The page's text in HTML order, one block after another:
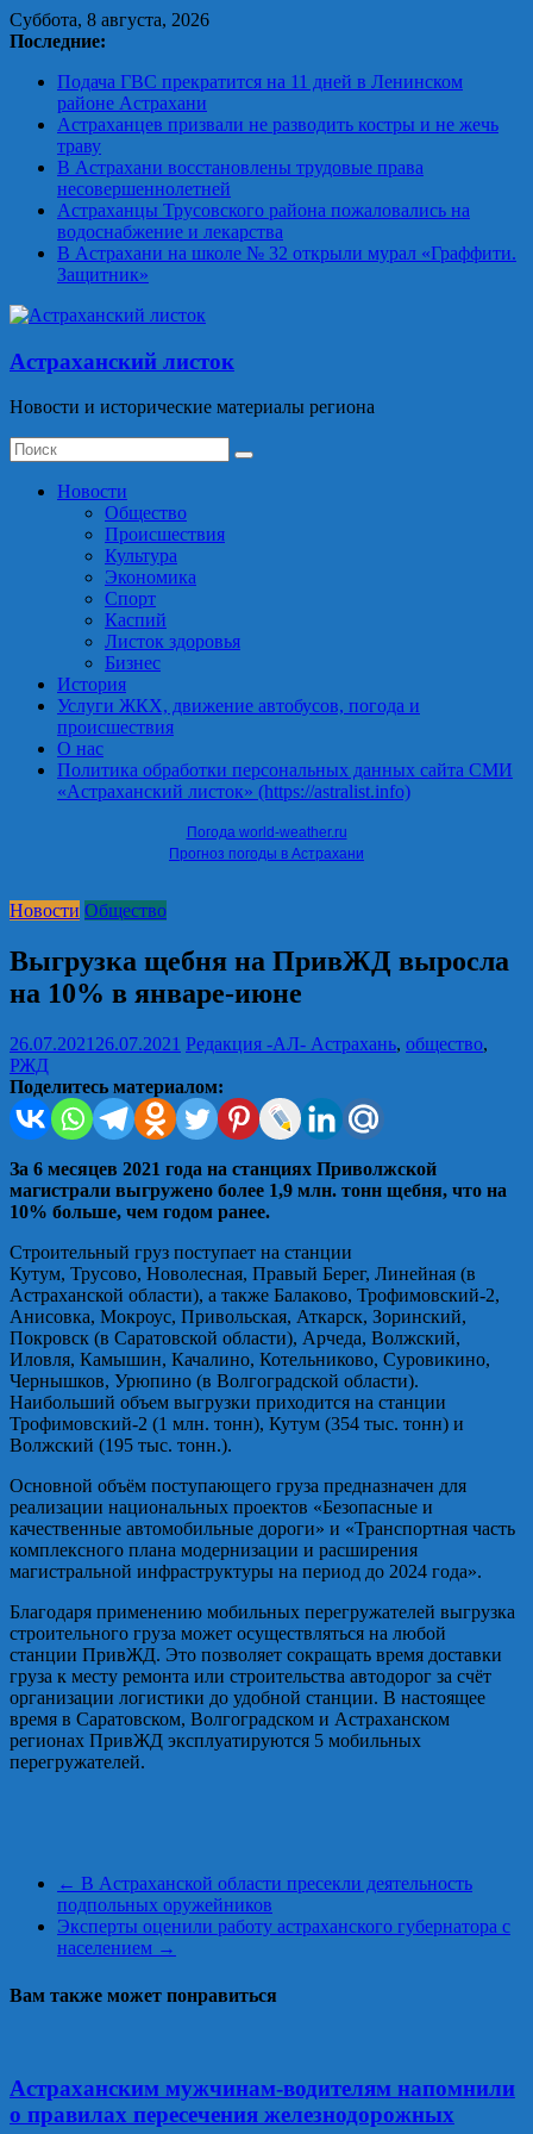
Skip
to
Суббота, 8 августа, 2026
Последние:
Подача ГВС прекратится на 11 дней в Ленинском
районе Астрахани
Астраханцев призвали не разводить костры и не жечь
траву
В Астрахани восстановлены трудовые права
несовершеннолетней
Астраханцы Трусовского района пожаловались на
водоснабжение и лекарства
В Астрахани на школе № 32 открыли мурал «Граффити.
Защитник»
Астраханский листок
Новости и исторические материалы региона
Новости
Общество
Происшествия
Культура
Экономика
Спорт
Каспий
Листок здоровья
Бизнес
История
Услуги ЖКХ, движение автобусов, погода и
происшествия
О нас
Политика обработки персональных данных сайта СМИ
«Астраханский листок» (https://astralist.info)
Погода world-weather.ru
Прогноз погоды в Астрахани
Новости Общество
Выгрузка щебня на ПривЖД выросла
на 10% в январе-июне
26.07.2021 26.07.2021 Редакция -АЛ- Астрахань, общество,
РЖД
Поделитесь материалом:
За 6 месяцев 2021 года на станциях Приволжской
магистрали выгружено более 1,9 млн. тонн щебня, что на
10% больше, чем годом ранее.
Строительный груз поступает на станции
Кутум, Трусово, Новолесная, Правый Берег, Линейная (в
Астраханской области), а также Балаково, Трофимовский-2,
Анисовка, Мокроус, Привольская, Аткарск, Зоринский,
Покровск (в Саратовской области), Арчеда, Волжский,
Иловля, Камышин, Качалино, Котельниково, Суровикино,
Чернышков, Урюпино (в Волгоградской области).
Наибольший объем выгрузки приходится на станции
Трофимовский-2 (1 млн. тонн), Кутум (354 тыс. тонн) и
Волжский (195 тыс. тонн.).
Основной объём поступающего груза предназначен для
реализации национальных проектов «Безопасные и
качественные автомобильные дороги» и «Транспортная часть
комплексного плана модернизации и расширения
магистральной инфраструктуры на период до 2024 года».
Благодаря применению мобильных перегружателей выгрузка
строительного груза может осуществляться на любой
станции ПривЖД. Это позволяет сокращать время доставки
груза к месту ремонта или строительства автодорог за счёт
организации логистики до удобной станции. В настоящее
время в Саратовском, Волгоградском и Астраханском
регионах ПривЖД эксплуатируются 5 мобильных
перегружателей.
← В Астраханской области пресекли деятельность
подпольных оружейников
Эксперты оценили работу астраханского губернатора с
населением →
Вам также может понравиться
Астраханским мужчинам-водителям напомнили
о правилах пересечения железнодорожных